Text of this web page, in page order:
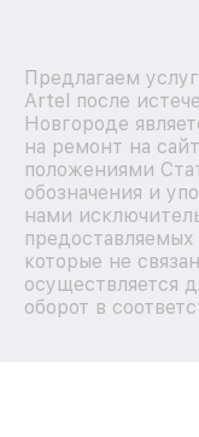
Предлагаем
Artel после
Новгороде
на ремонт на
положениями
обозначения и
нами
которые не
осуществляется
оборот в